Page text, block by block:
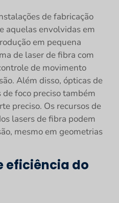
de fabricação
aquelas envolvidas em
em pequena
de laser de fibra com
de movimento
Além disso, ópticas de
foco preciso também
preciso. Os recursos de
lasers de fibra podem
mesmo em geometrias
eficiência do